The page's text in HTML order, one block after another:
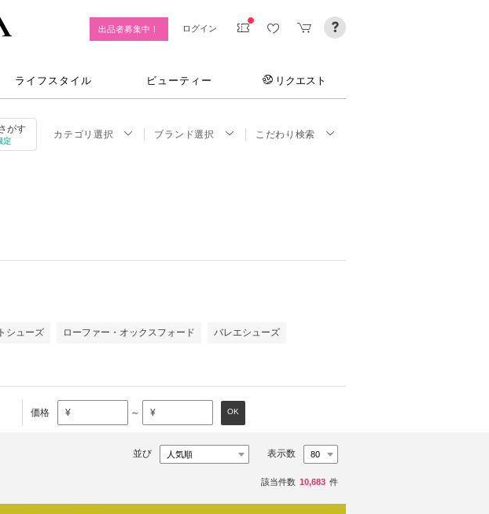
出品者募集中！ ログイン
ライフスタイル ビューティー リクエスト
がす
定
カテゴリ選択 ブランド選択 こだわり検索
シューズ ローファー・オックスフォード バレエシューズ
価格 ¥ ～ ¥ OK
並び 表示数
該当件数 10,683 件